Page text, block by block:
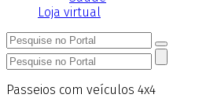
Loja virtual
Passeios com veículos 4x4